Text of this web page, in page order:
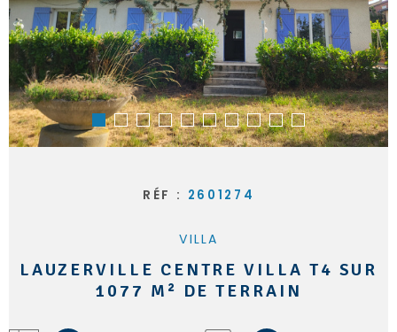
RÉF : 2601274
VILLA
LAUZERVILLE CENTRE VILLA T4 SUR
1077 M² DE TERRAIN